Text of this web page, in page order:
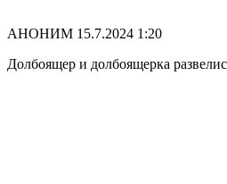
АНОНИМ 15.7.2024 1:20
Долбоящер и долбоящерка